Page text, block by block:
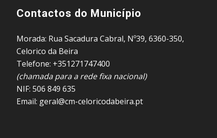
Contactos do Município
Morada: Rua Sacadura Cabral, Nº39, 6360-350,
Celorico da Beira
Telefone: +351271747400
(chamada para a rede fixa nacional)
NIF: 506 849 635
Email: geral@cm-celoricodabeira.pt